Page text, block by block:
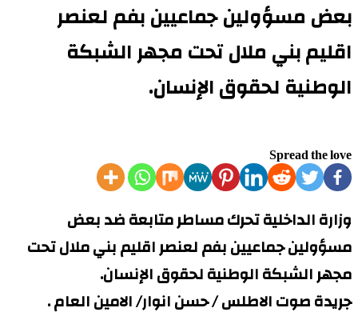
بعض مسؤولين جماعيين بفم لعنصر
اقليم بني ملال تحت مجهر الشبكة
الوطنية لحقوق الإنسان.
Spread the love
وزارة الداخلية تحرك مساطر متابعة ضد بعض
مسؤولين جماعيين بفم لعنصر اقليم بني ملال تحت
مجهر الشبكة الوطنية لحقوق الإنسان.
جريدة صوت الاطلس / حسن انوار/ الامين العام .